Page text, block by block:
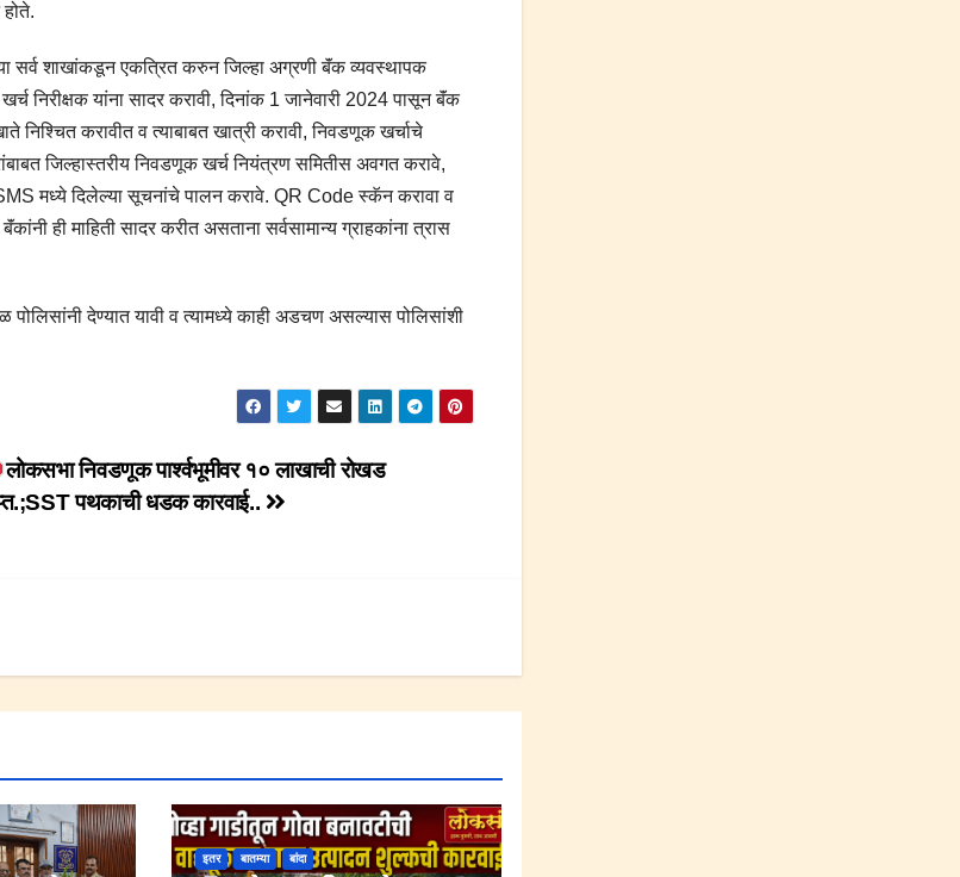
सर्व शाखांकडून एकत्रि‍त करुन जिल्‍हा अग्रणी बॅंक व्‍यवस्‍थापक
निरीक्षक यांना सादर करावी, दिनांक 1 जानेवारी 2024 पासून बॅं‍क
करावीत व त्‍याबाबत खात्री करावी, निवडणूक खर्चाचे
जिल्‍हास्‍तरीय निवडणूक खर्च नियंत्रण समितीस अवगत करावे,
मध्‍ये दिलेल्‍या सूचनांचे पालन करावे. QR Code स्‍कॅन करावा व
ही माहिती सादर करीत असताना सर्वसामान्‍य ग्राहकांना त्रास
देण्यात यावी व त्‍यामध्‍ये काही अडचण असल्‍यास पोलिसांशी
लोकसभा निवडणूक पार्श्वभूमीवर १० लाखाची रोखड
पथकाची धडक कारवाई..
इतर बातम्या बांदा